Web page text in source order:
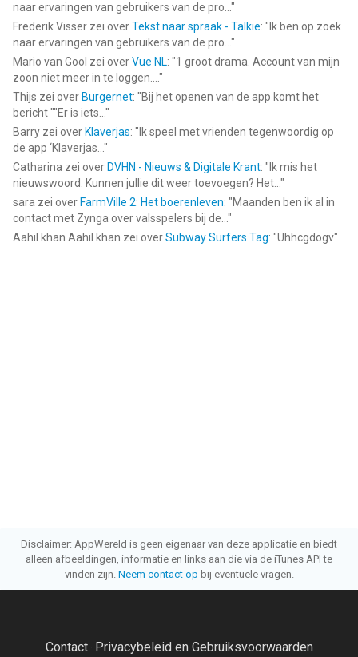
naar ervaringen van gebruikers van de pro... "
Frederik Visser zei overTekst naar spraak - Talkie: " Ik ben op zoek
naar ervaringen van gebruikers van de pro... "
Mario van Gool zei overVue NL: "1 groot drama. Account van mijn
zoon niet meer in te loggen.... "
Thijs zei over Burgernet: "Bij het openen van de app komt het
bericht ""Er is iets... "
Barry zei over Klaverjas: " Ik speel met vrienden tegenwoordig op
de app ‘Klaverjas... "
Catharina zei over DVHN - Nieuws & Digitale Krant: " Ik mis het
nieuwswoord. Kunnen jullie dit weer toevoegen? Het... "
sara zei over FarmVille 2: Het boerenleven: "Maanden ben ik al in
contact met Zynga over valsspelers bij de... "
Aahil khan Aahil khan zei overSubway Surfers Tag: "Uhhcgdogv"
Disclaimer: AppWereld is geen eigenaar van deze applicatie en biedt
alleen afbeeldingen, informatie en links aan die via de iTunes API te
vinden zijn. Neem contact op bij eventuele vragen.
Contact· Privacybeleid en Gebruiksvoorwaarden